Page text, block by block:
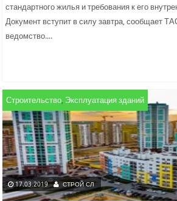
стандартного жилья и требования к его
Документ вступит в силу завтра, сообщает
ведомство....
Строительство, Эксплуатация зданий
17.03.2019 СТРОЙ СЛ